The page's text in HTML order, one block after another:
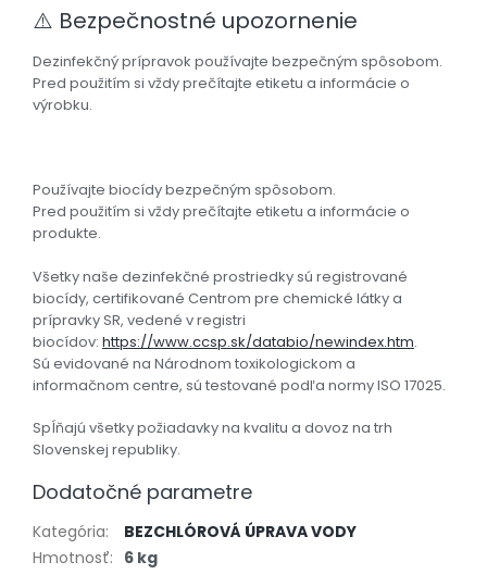
⚠️ Bezpečnostné upozornenie
Dezinfekčný prípravok používajte bezpečným spôsobom.
Pred použitím si vždy prečítajte etiketu a informácie o
výrobku.
Používajte biocídy bezpečným spôsobom.
Pred použitím si vždy prečítajte etiketu a informácie o
produkte.
Všetky naše dezinfekčné prostriedky sú registrované
biocídy, certifikované Centrom pre chemické látky a
prípravky SR, vedené v registri
biocídov: https://www.ccsp.sk/databio/newindex.htm.
Sú evidované na Národnom toxikologickom a
informačnom centre, sú testované podľa normy ISO 17025.
Spĺňajú všetky požiadavky na kvalitu a dovoz na trh
Slovenskej republiky.
Dodatočné parametre
Kategória:
BEZCHLÓROVÁ ÚPRAVA VODY
Hmotnosť: 6 kg